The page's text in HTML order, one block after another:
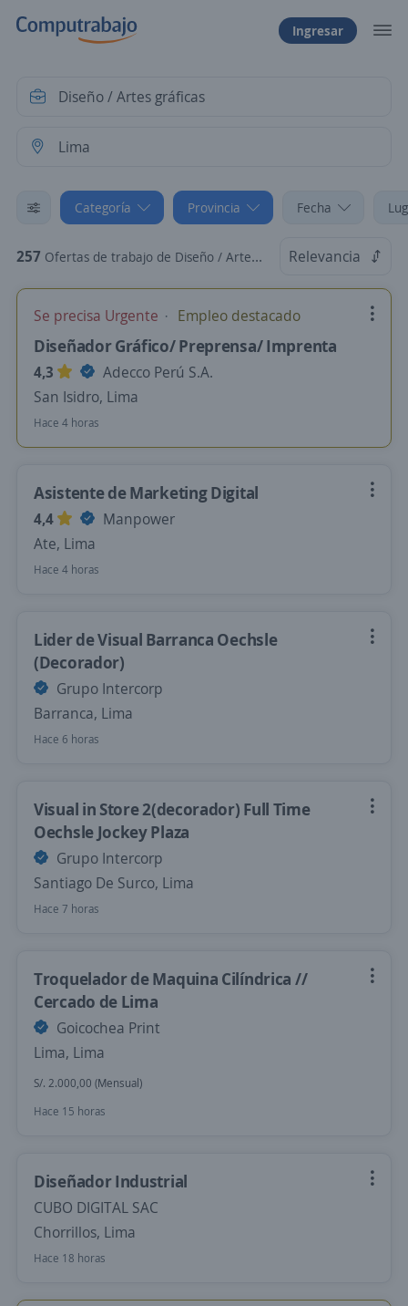
Ingresar
Categoría Provincia Fecha
257 Ofertas de trabajo de Diseño / Artes gráficas en Lima Relevancia
Se precisa Urgente Empleo destacado
Diseñador Gráfico/ Preprensa/ Imprenta
4,3
Adecco Perú S.A.
San Isidro, Lima
Hace 4 horas
Asistente de Marketing Digital
4,4
Manpower
Ate, Lima
Hace 4 horas
Lider de Visual Barranca Oechsle
(Decorador)
Grupo Intercorp
Barranca, Lima
Hace 6 horas
Visual in Store 2(decorador) Full Time
Oechsle Jockey Plaza
Grupo Intercorp
Santiago De Surco, Lima
Hace 7 horas
Troquelador de Maquina Cilíndrica //
Cercado de Lima
Goicochea Print
Lima, Lima
S/. 2.000,00 (Mensual)
Hace 15 horas
Diseñador Industrial
CUBO DIGITAL SAC
Chorrillos, Lima
Hace 18 horas